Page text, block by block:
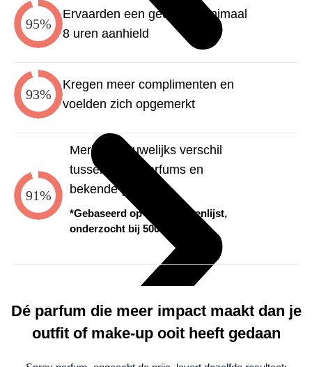
95%
Ervaarden een geur die minimaal
8 uren aanhield
93%
Kregen meer complimenten en
voelden zich opgemerkt
91%
Merkten nauwelijks verschil
tussen onze parfums en
bekende geuren
*Gebaseerd op email vragenlijst,
onderzocht bij 500 klanten
Dé parfum die meer impact maakt dan je
outfit of make-up ooit heeft gedaan